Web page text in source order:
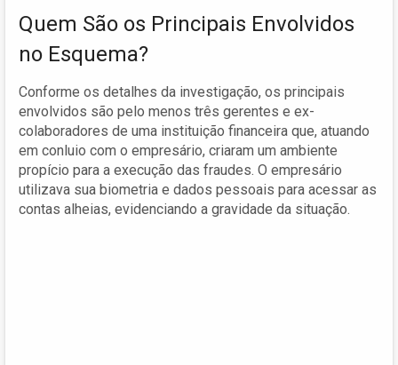
Quem São os Principais Envolvidos
no Esquema?
Conforme os detalhes da investigação, os principais
envolvidos são pelo menos três gerentes e ex-
colaboradores de uma instituição financeira que, atuando
em conluio com o empresário, criaram um ambiente
propício para a execução das fraudes. O empresário
utilizava sua biometria e dados pessoais para acessar as
contas alheias, evidenciando a gravidade da situação.